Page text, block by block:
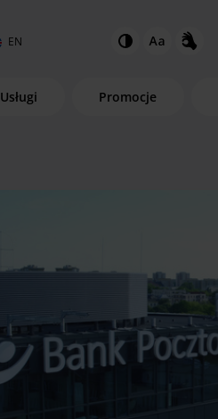
EN
Usługi Promocje